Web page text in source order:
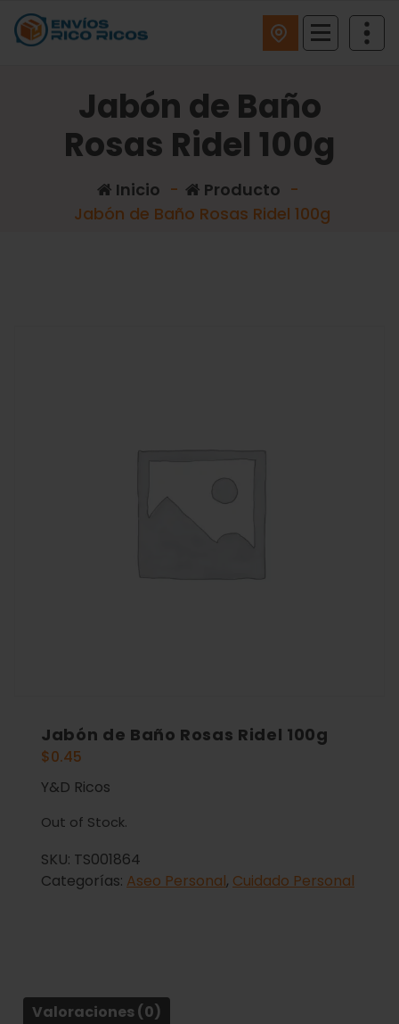
Jabón de Baño
Rosas Ridel 100g
Inicio - Producto -
Jabón de Baño Rosas Ridel 100g
Jabón de Baño Rosas Ridel 100g
$0.45
Y&D Ricos
Out of Stock.
SKU: TS001864
Categorías: Aseo Personal, Cuidado Personal
Valoraciones (0)